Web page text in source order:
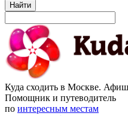
Найти
Куда сходить в Москве.
Помощник и путеводитель
по интересным местам